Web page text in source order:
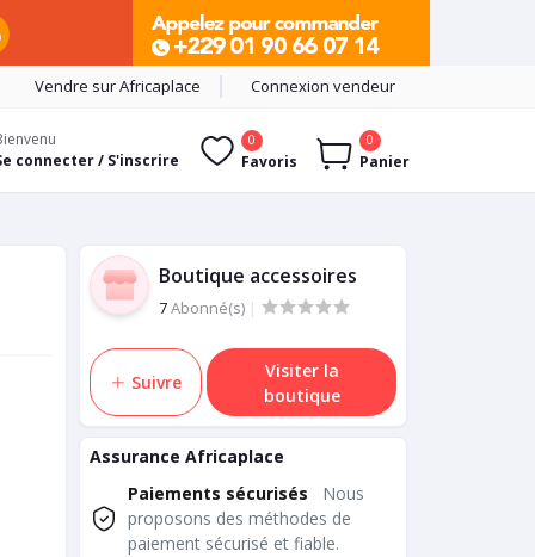
Vendre sur Africaplace Connexion vendeur
connecter / S'inscrire
0
Favoris
0
Panier
Boutique accessoires
7Abonné(s) |
Suivre
Visiter la
boutique
Assurance Africaplace
Paiements sécurisés
Nous
proposons des méthodes de
paiement sécurisé et fiable.